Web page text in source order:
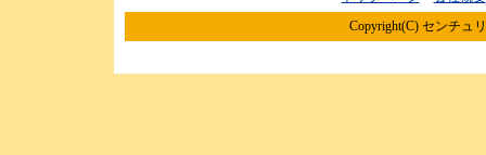
Copyright(C) センチュ